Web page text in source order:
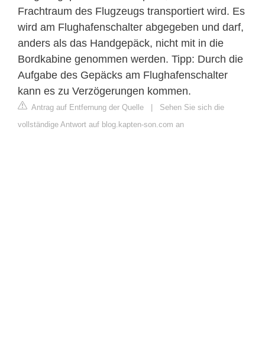
Frachtraum des Flugzeugs transportiert wird. Es
wird am Flughafenschalter abgegeben und darf,
anders als das Handgepäck, nicht mit in die
Bordkabine genommen werden. Tipp: Durch die
Aufgabe des Gepäcks am Flughafenschalter
kann es zu Verzögerungen kommen.
Antrag auf Entfernung der Quelle
Sehen Sie sich die
vollständige Antwort auf blog.kapten-son.com an